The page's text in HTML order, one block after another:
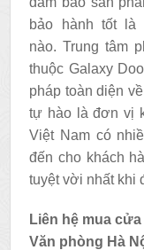
bảo hành tốt là
nào. Trung tâm
thuộc Galaxy
pháp toàn diện
tự hào là đơn vị
Việt Nam có
đến cho khách
tuyệt vời nhất khi
Liên hệ mua
Văn phòng Hà